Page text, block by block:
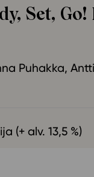
Set,
Puhakka
(+ alv. 13,5 %)